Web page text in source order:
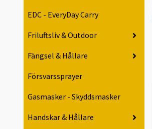
EDC - EveryDay Carry
Friluftsliv & Outdoor
Fängsel & Hållare
Försvarssprayer
Gasmasker - Skyddsmasker
Handskar & Hållare